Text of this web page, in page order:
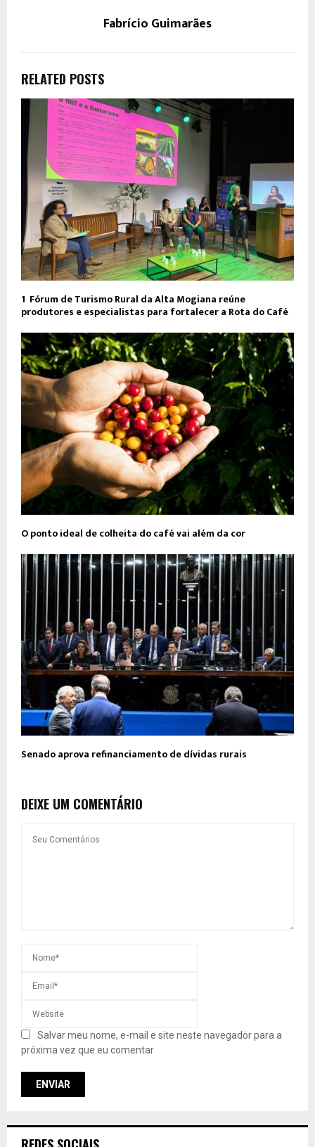
Fabrício Guimarães
RELATED POSTS
1º Fórum de Turismo Rural da Alta Mogiana reúne
produtores e especialistas para fortalecer a Rota do Café
O ponto ideal de colheita do café vai além da cor
Senado aprova refinanciamento de dívidas rurais
DEIXE UM COMENTÁRIO
Salvar meu nome, e-mail e site neste navegador para a
próxima vez que eu comentar